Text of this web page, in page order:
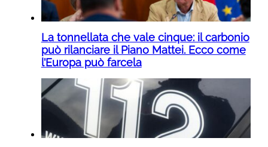
La tonnellata che vale cinque: il carbonio
può rilanciare il Piano Mattei. Ecco come
l’Europa può farcela